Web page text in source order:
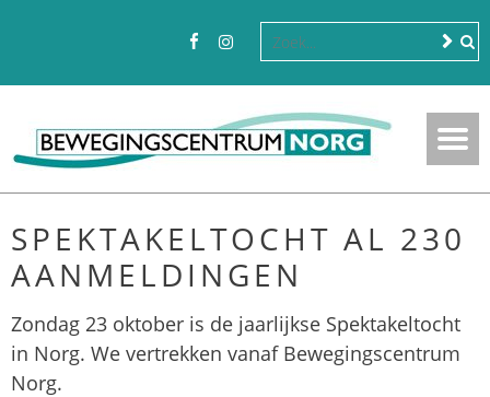
SPEKTAKELTOCHT AL 230
AANMELDINGEN
Zondag 23 oktober is de jaarlijkse Spektakeltocht
in Norg. We vertrekken vanaf Bewegingscentrum
Norg.